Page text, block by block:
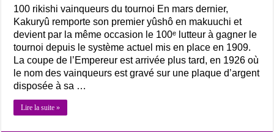
100 rikishi vainqueurs du tournoi En mars dernier,
Kakuryû remporte son premier yûshô en makuuchi et
devient par la même occasion le 100ᵉ lutteur à gagner le
tournoi depuis le système actuel mis en place en 1909.
La coupe de l’Empereur est arrivée plus tard, en 1926 où
le nom des vainqueurs est gravé sur une plaque d’argent
disposée à sa …
Lire la suite »